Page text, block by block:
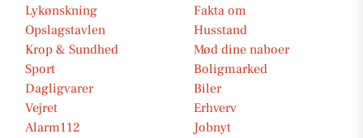
Lykønskning
Fakta om
Opslagstavlen
Husstand
Krop & Sundhed
Mød dine naboer
Sport
Boligmarked
Dagligvarer
Biler
Vejret
Erhverv
Alarm112
Jobnyt